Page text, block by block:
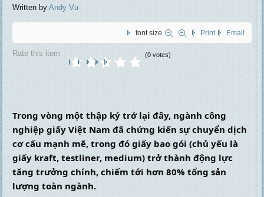
Written byAndy Vu
font size Print Email
Rate this item (0 votes)
Trong vòng một thập kỷ trở lại đây, ngành công
nghiệp giấy Việt Nam đã chứng kiến sự chuyển dịch
cơ cấu mạnh mẽ, trong đó giấy bao gói (chủ yếu là
giấy kraft, testliner, medium) trở thành động lực
tăng trưởng chính, chiếm tới hơn 80% tổng sản
lượng toàn ngành.